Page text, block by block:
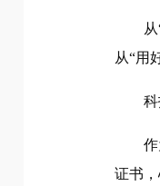
从“用
证书